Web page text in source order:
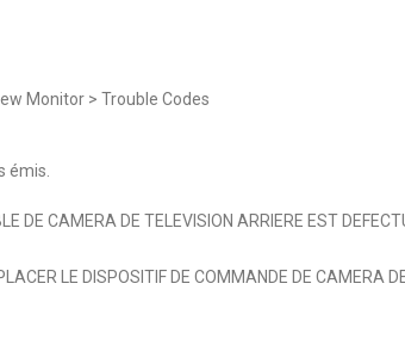
Monitor > Trouble Codes
émis.
DE CAMERA DE TELEVISION ARRIERE EST
LE DISPOSITIF DE COMMANDE DE CAMERA